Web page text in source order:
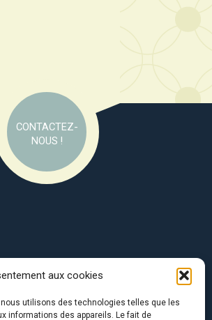
aux cookies
utilisons des technologies telles que les
informations des appareils. Le fait de
CONTACTEZ-
NOUS !